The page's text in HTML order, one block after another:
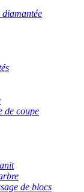
de coupe
de blocs